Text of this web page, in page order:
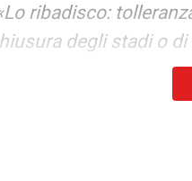
ribadisco:
degli stadi o
– le parole di
di punire tutti gli